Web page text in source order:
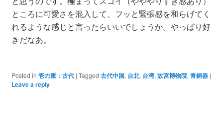
ところに可愛さを混入して、フッと緊張感を和らげてく
れるような感じと言ったらいいでしょうか。やっぱり好
きだなあ。
Posted in 壱の重：古代 | Tagged 古代中国, 台北, 台湾, 故宮博物院, 青銅器 |
Leave a reply